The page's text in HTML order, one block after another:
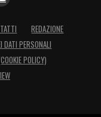
REDAZIONE
DATI PERSONALI
POLICY)